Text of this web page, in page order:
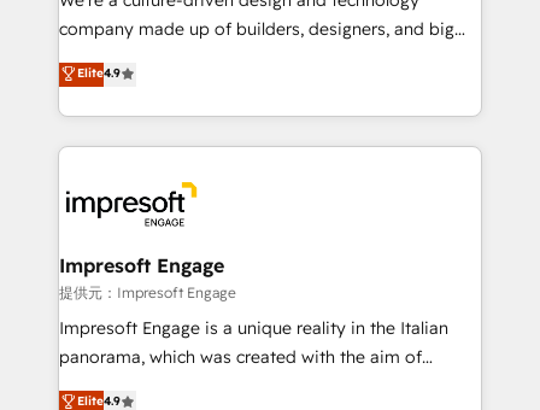
that drive measurable growth. 🌎 Highlights: • 10+
Platform Migration Excellence. • Top 3 Partner of the
Year LATAM 2022, 2023, 2024, 2025. • Partner of the
business with HubSpot? Let Cebra’s experts help
you grow faster, smarter, and with impact.
company made up of builders, designers, and big
thinkers. We blend strategy, design, and
development—always fueled by curiosity—to turn
ideas, opportunities, and challenges into meaningful
experiences. To us, technology is more than just
and—most importantly—simple. That’s why we lean
into bold ideas and shape them into thoughtful
products and strategies that actually make a
difference.
Elite4.9
Impresoft Engage
提供元：Impresoft Engage
Impresoft Engage is a unique reality in the Italian
panorama, which was created with the aim of
putting Customer Experience at the center by
Elite4.9